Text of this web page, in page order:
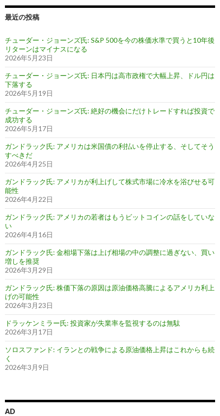
最近の投稿
チューダー・ジョーンズ氏: S&P 500を今の株価水準で買うと10年後
リターンはマイナスになる
2026年5月23日
チューダー・ジョーンズ氏: 日本円は高市政権で大幅上昇、ドル円は
下落する
2026年5月19日
チューダー・ジョーンズ氏: 絶好の機会にだけトレードすれば投資で
成功する
2026年5月17日
ガンドラック氏: アメリカは米国債の利払いを停止する、そしてそう
すべきだ
2026年4月25日
ガンドラック氏: アメリカが利上げして株式市場に冷水を浴びせる可
能性
2026年4月22日
ガンドラック氏: アメリカの若者はもうビットコインの話をしていな
い
2026年4月16日
ガンドラック氏: 金相場下落は上げ相場の中の調整に過ぎない、買い
増しを推奨
2026年3月29日
ガンドラック氏: 株価下落の原因は原油価格高騰によるアメリカ利上
げの可能性
2026年3月23日
ドラッケンミラー氏: 投資家が失業率を監視するのは無駄
2026年3月17日
ソロスファンド: イランとの戦争による原油価格上昇はこれからも続
く
2026年3月9日
AD